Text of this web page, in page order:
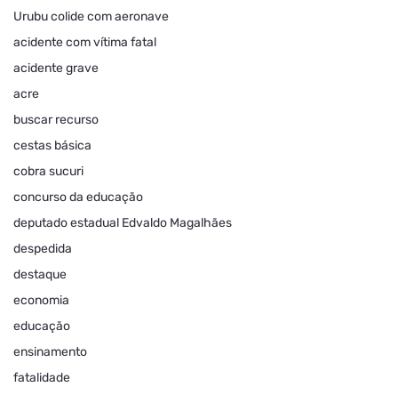
Urubu colide com aeronave
acidente com vítima fatal
acidente grave
acre
buscar recurso
cestas básica
cobra sucuri
concurso da educação
deputado estadual Edvaldo Magalhães
despedida
destaque
economia
educação
ensinamento
fatalidade